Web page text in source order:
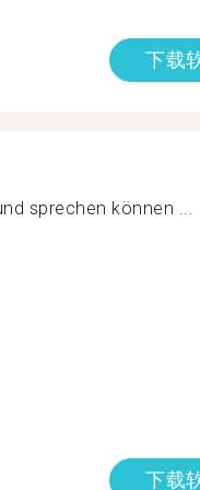
下载
sprechen können ...
下载